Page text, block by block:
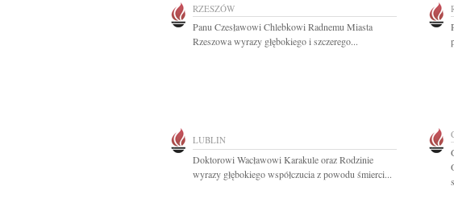
RZESZÓW
Panu Czesławowi Chlebkowi Radnemu Miasta
Rzeszowa wyrazy głębokiego i szczerego...
LUBLIN
Doktorowi Wacławowi Karakule oraz Rodzinie
wyrazy głębokiego współczucia z powodu śmierci...